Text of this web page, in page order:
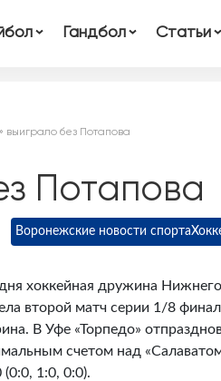
Гандбол Статьи
выиграло без Потапова
Потапова
Воронежские новости спорта
хоккейная дружина
второй матч серии 1/8
В Уфе «Торпедо»
счетом над
1:0, 0:0).